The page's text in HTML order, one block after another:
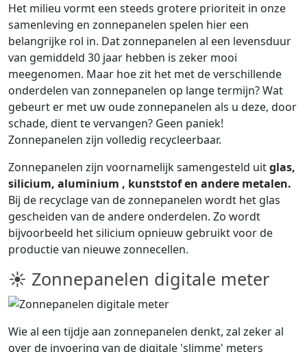
Het milieu vormt een steeds grotere prioriteit in onze
samenleving en zonnepanelen spelen hier een
belangrijke rol in. Dat zonnepanelen al een levensduur
van gemiddeld 30 jaar hebben is zeker mooi
meegenomen. Maar hoe zit het met de verschillende
onderdelen van zonnepanelen op lange termijn? Wat
gebeurt er met uw oude zonnepanelen als u deze, door
schade, dient te vervangen? Geen paniek!
Zonnepanelen zijn volledig recycleerbaar.
Zonnepanelen zijn voornamelijk samengesteld uitglas,
silicium, aluminium , kunststof en andere metalen.
Bij de recyclage van de zonnepanelen wordt het glas
gescheiden van de andere onderdelen. Zo wordt
bijvoorbeeld het silicium opnieuw gebruikt voor de
productie van nieuwe zonnecellen.
☀ Zonnepanelen digitale meter
Wie al een tijdje aan zonnepanelen denkt, zal zeker al
over de invoering van de digitale 'slimme' meters